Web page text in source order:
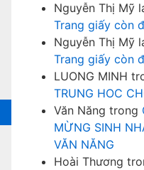
Nguyễn Thị Mỹ
Trang giấy còn
Nguyễn Thị Mỹ
Trang giấy còn
LUONG MINH
TRUNG HOC
Văn Năng trong
MỪNG SINH
VĂN NĂNG
Hoài Thương